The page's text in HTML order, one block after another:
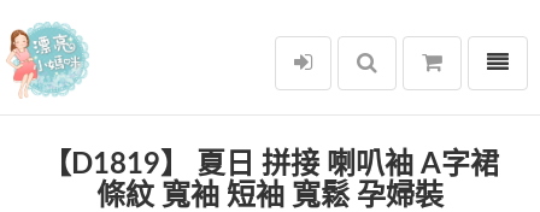
漂亮小媽咪
選單
【D1819】 夏日 拼接 喇叭袖 A字裙
條紋 寬袖 短袖 寬鬆 孕婦裝